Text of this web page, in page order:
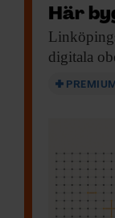
Amy
I
Hon är
Här
digitala
PREMIUM